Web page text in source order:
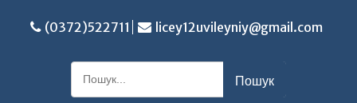
(0372)522711 licey12uvileyniy@gmail.com
Шукати: